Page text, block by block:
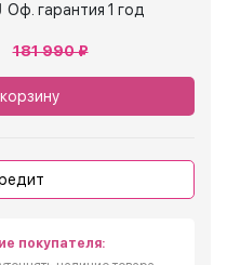
Оф. гарантия 1 год
181 990 ₽
покупателя: